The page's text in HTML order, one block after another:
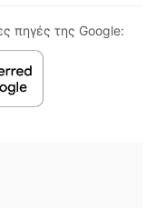
πηγές της Google: